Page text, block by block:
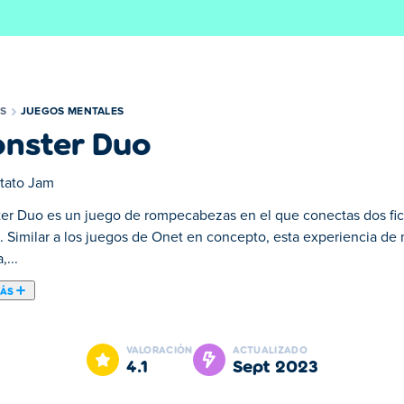
JUEGOS MENTALES
Duo
Jam
Duo es un juego de rompecabezas en el que conectas dos
Similar a los juegos de Onet en concepto, esta experiencia
en el que conectas dos fichas idénticas con tres o menos
místico mientras superas sus etapas. ¡Estas etapas consisten
mágicos de los árboles sagrados! ¡Abre todos los
VALORACIÓN
4.1
ACTUALIZADO
sept 2023